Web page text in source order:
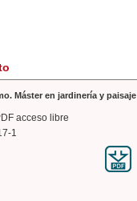
Máster en jardinería y paisaje
acceso libre
1